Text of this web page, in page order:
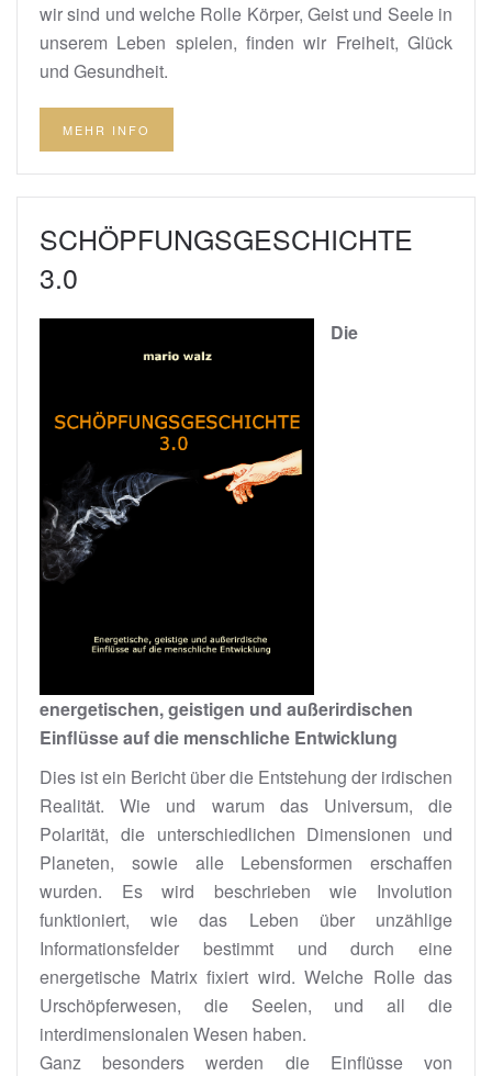
wir sind und welche Rolle Körper, Geist und Seele in
unserem Leben spielen, finden wir Freiheit, Glück
und Gesundheit.
MEHR INFO
SCHÖPFUNGSGESCHICHTE
3.0
Die
energetischen, geistigen und außerirdischen
Einflüsse auf die menschliche Entwicklung
Dies ist ein Bericht über die Entstehung der irdischen
Realität. Wie und warum das Universum, die
Polarität, die unterschiedlichen Dimensionen und
Planeten, sowie alle Lebensformen erschaffen
wurden. Es wird beschrieben wie Involution
funktioniert, wie das Leben über unzählige
Informationsfelder bestimmt und durch eine
energetische Matrix fixiert wird. Welche Rolle das
Urschöpferwesen, die Seelen, und all die
interdimensionalen Wesen haben.
Ganz besonders werden die Einflüsse von